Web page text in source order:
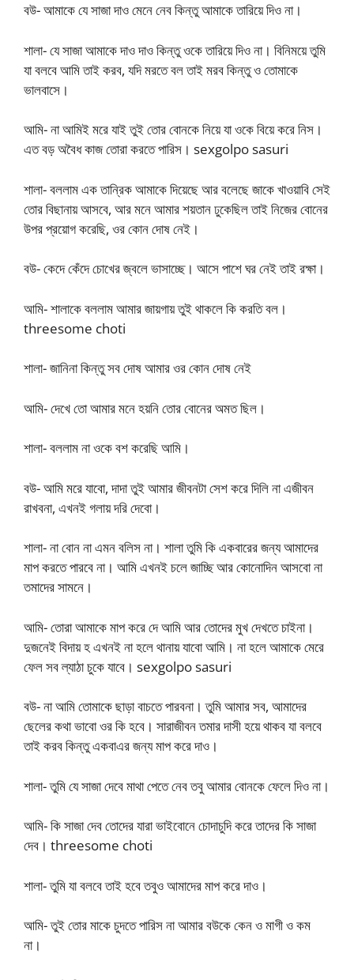
বউ- আমাকে যে সাজা দাও মেনে নেব কিন্তু আমাকে তারিয়ে দিও না।
শালা- যে সাজা আমাকে দাও দাও কিন্তু ওকে তারিয়ে দিও না। বিনিময়ে তুমি
যা বলবে আমি তাই করব, যদি মরতে বল তাই মরব কিন্তু ও তোমাকে
ভালবাসে।
আমি- না আমিই মরে যাই তুই তোর বোনকে নিয়ে যা ওকে বিয়ে করে নিস।
এত বড় অবৈধ কাজ তোরা করতে পারিস। sexgolpo sasuri
শালা- বললাম এক তান্রিক আমাকে দিয়েছে আর বলেছে জাকে খাওয়াবি সেই
তোর বিছানায় আসবে, আর মনে আমার শয়তান ঢুকেছিল তাই নিজের বোনের
উপর প্রয়োগ করেছি, ওর কোন দোষ নেই।
বউ- কেদে কেঁদে চোখের জ্বলে ভাসাচ্ছে। আসে পাশে ঘর নেই তাই রক্ষা।
আমি- শালাকে বললাম আমার জায়গায় তুই থাকলে কি করতি বল।
threesome choti
শালা- জানিনা কিন্তু সব দোষ আমার ওর কোন দোষ নেই
আমি- দেখে তো আমার মনে হয়নি তোর বোনের অমত ছিল।
শালা- বললাম না ওকে বশ করেছি আমি।
বউ- আমি মরে যাবো, দাদা তুই আমার জীবনটা সেশ করে দিলি না এজীবন
রাখবনা, এখনই গলায় দরি দেবো।
শালা- না বোন না এমন বলিস না। শালা তুমি কি একবারের জন্য আমাদের
মাপ করতে পারবে না। আমি এখনই চলে জাচ্ছি আর কোনোদিন আসবো না
তমাদের সামনে।
আমি- তোরা আমাকে মাপ করে দে আমি আর তোদের মুখ দেখতে চাইনা।
দুজনেই বিদায় হ এখনই না হলে থানায় যাবো আমি। না হলে আমাকে মেরে
ফেল সব ল্যাঠা চুকে যাবে। sexgolpo sasuri
বউ- না আমি তোমাকে ছাড়া বাচতে পারবনা। তুমি আমার সব, আমাদের
ছেলের কথা ভাবো ওর কি হবে। সারাজীবন তমার দাসী হয়ে থাকব যা বলবে
তাই করব কিন্তু একবাএর জন্য মাপ করে দাও।
শালা- তুমি যে সাজা দেবে মাথা পেতে নেব তবু আমার বোনকে ফেলে দিও না।
আমি- কি সাজা দেব তোদের যারা ভাইবোনে চোদাচুদি করে তাদের কি সাজা
দেব। threesome choti
শালা- তুমি যা বলবে তাই হবে তবুও আমাদের মাপ করে দাও।
আমি- তুই তোর মাকে চুদতে পারিস না আমার বউকে কেন ও মাগী ও কম
না।